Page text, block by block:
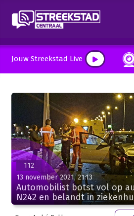
Jouw Streekstad Live
112
13 november 2021, 21:13
Automobilist botst vol op
N242 en belandt in